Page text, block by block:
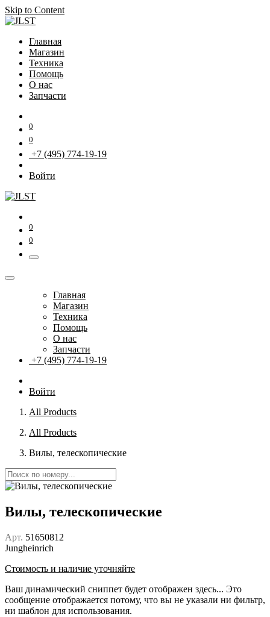
Skip to Content
Главная
Магазин
Техника
Помощь
О нас
Запчасти
0
0
+7 (495) 774-19-19
Войти
0
0
Главная
Магазин
Техника
Помощь
О нас
Запчасти
+7 (495) 774-19-19
Войти
All Products
All Products
Вилы, телескопические
Вилы, телескопические
Арт. 51650812
Jungheinrich
Стоимость и наличие уточняйте
Ваш динамический сниппет будет отображен здесь... Это
сообщение отображается потому, что вы не указали ни фильтр,
ни шаблон для использования.